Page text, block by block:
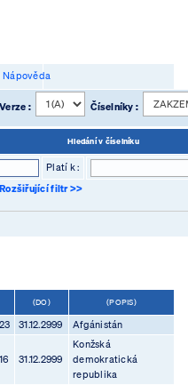
Verze : Číselníky :
Hledání v číselníku
Platí k :
Rozšiřující filtr >>
(DO) (POPIS)
31.12.2999 Afgánistán
31.12.2999
Konžská
demokratická
republika